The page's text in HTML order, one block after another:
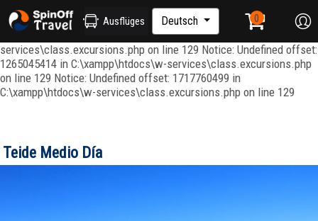
Notice: Undefined index: ordenar in C:\xampp\htdocs\w-
services\repositories\GroupRepository.php on line 415 Notice:
Undefined offset: 1265045344 in C:\xampp\htdocs\w-
services\class.excursions.php on line 129 Notice: Undefined offset:
1265045414 in C:\xampp\htdocs\w-services\class.excursions.php
on line 129 Notice: Undefined offset: 1717760499 in
C:\xampp\htdocs\w-services\class.excursions.php on line 129
Ausflüges Deutsch
Teide Medio Día